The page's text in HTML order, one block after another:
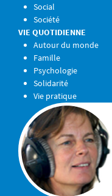
Social
Société
VIE QUOTIDIENNE
Autour du monde
Famille
Psychologie
Solidarité
Vie pratique